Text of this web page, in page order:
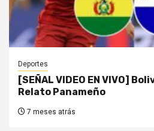
Deportes
[SEÑAL VIDEO EN VIVO]
Relato Panameño
7 meses atrás